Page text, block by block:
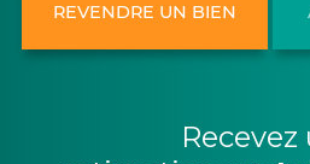
REVENDRE UN BIEN